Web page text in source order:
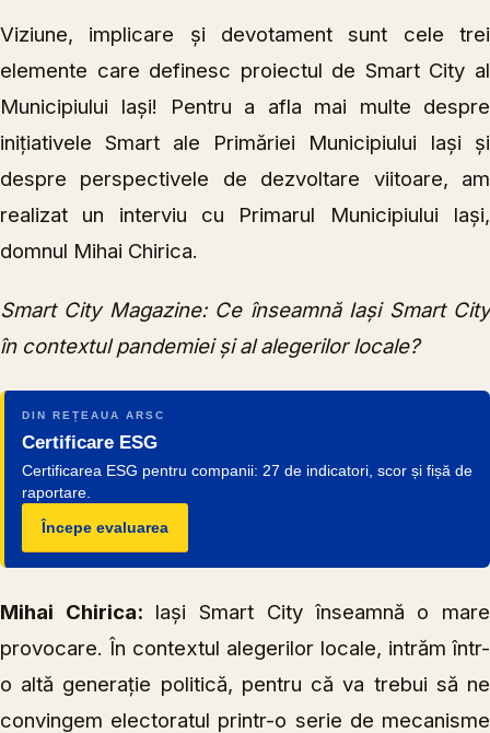
Viziune, implicare și devotament sunt cele trei
elemente care definesc proiectul de Smart City al
Municipiului Iași! Pentru a afla mai multe despre
inițiativele Smart ale Primăriei Municipiului Iași și
despre perspectivele de dezvoltare viitoare, am
realizat un interviu cu Primarul Municipiului Iași,
domnul Mihai Chirica.
Smart City Magazine: Ce înseamnă Iași Smart City
în contextul pandemiei și al alegerilor locale?
DIN REȚEAUA ARSC
Certificare ESG
Certificarea ESG pentru companii: 27 de indicatori, scor și fișă de
raportare.
Începe evaluarea
Mihai Chirica: Iași Smart City înseamnă o mare
provocare. În contextul alegerilor locale, intrăm într-
o altă generație politică, pentru că va trebui să ne
convingem electoratul printr-o serie de mecanisme